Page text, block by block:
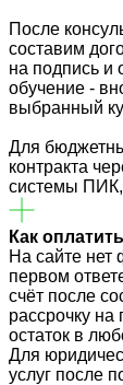
После
составим
на подпись и
обучение -
выбранный
Для
контракта
системы
Как
На сайте нет
первом
счёт после
рассрочку
остаток в
Для
услуг после